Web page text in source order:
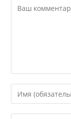
Комментарий
Введите
свое
имя